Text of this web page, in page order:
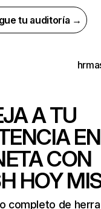
tu auditoría →
A TU
CON
HOY
completo de